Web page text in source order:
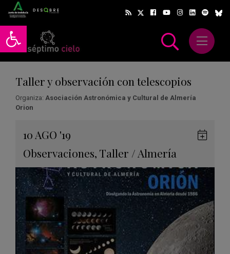
Abrir barra de herramientas
Abrir
Taller y observación con telescopios
Organiza: Asociación Astronómica y Cultural de Almería
Orion
10 AGO '19
Observaciones, Taller / Almería